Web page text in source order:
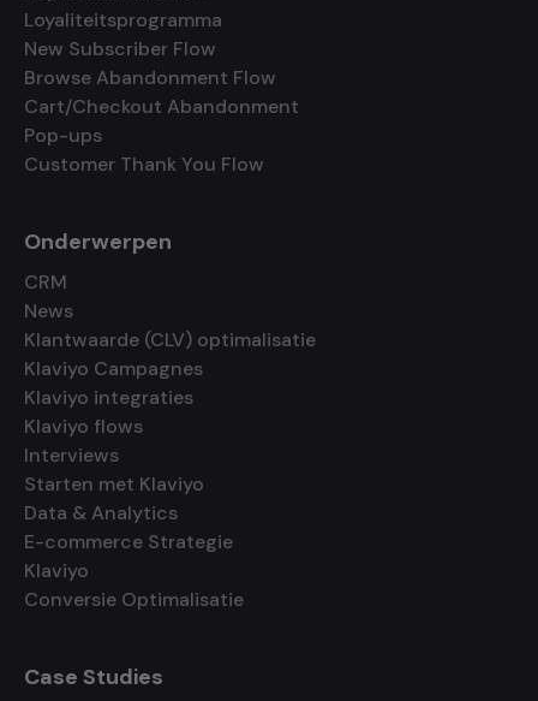
Loyaliteitsprogramma
New Subscriber Flow
Browse Abandonment Flow
Cart/Checkout Abandonment
Pop-ups
Customer Thank You Flow
Onderwerpen
CRM
News
Klantwaarde (CLV) optimalisatie
Klaviyo Campagnes
Klaviyo integraties
Klaviyo flows
Interviews
Starten met Klaviyo
Data & Analytics
E-commerce Strategie
Klaviyo
Conversie Optimalisatie
Case Studies